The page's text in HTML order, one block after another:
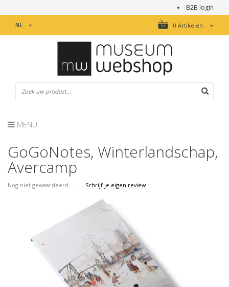
B2B login
0 Artikelen
NL
MENU
GoGoNotes, Winterlandschap,
Avercamp
Nog niet gewaardeerd | Schrijf je eigen review